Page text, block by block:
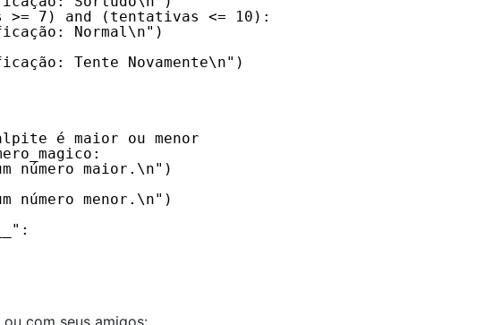
7) and (tentativas <= 10):
Normal\n")
Tente Novamente\n")
é maior ou menor
número maior.\n")
número menor.\n")
com seus amigos: